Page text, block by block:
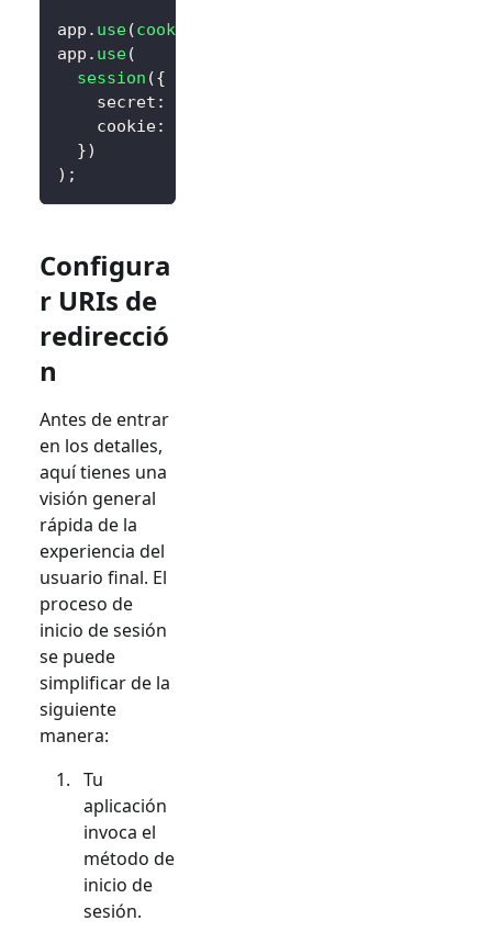
app . use(cookieParser
app . use(
session ({
    secret
:
    cookie
:
})
) ;
Configura
r URIs de
redirecció
n
Antes de entrar
en los detalles,
aquí tienes una
visión general
rápida de la
experiencia del
usuario final. El
proceso de
inicio de sesión
se puede
simplificar de la
siguiente
manera:
Tu
aplicación
invoca el
método de
inicio de
sesión.